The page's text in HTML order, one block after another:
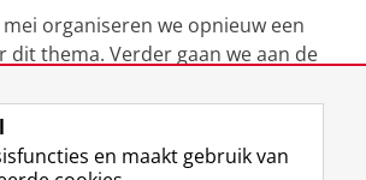
organiseren we opnieuw een
dit thema. Verder gaan we aan de
van lerende verbindingen
en praktijk om zo bij te dragen
jeugdzorg. Wil je op de
en maakt gebruik van